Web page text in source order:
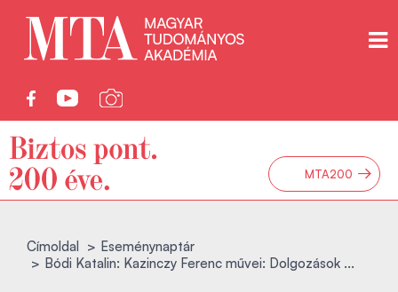
MTA200 →
Címoldal
Eseménynaptár
Bódi Katalin: Kazinczy Ferenc művei: Dolgozások ...